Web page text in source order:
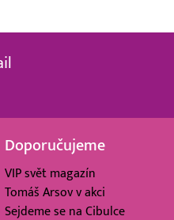
Doporučujeme
VIP svět magazín
Tomáš Arsov v akci
Sejdeme se na Cibulce